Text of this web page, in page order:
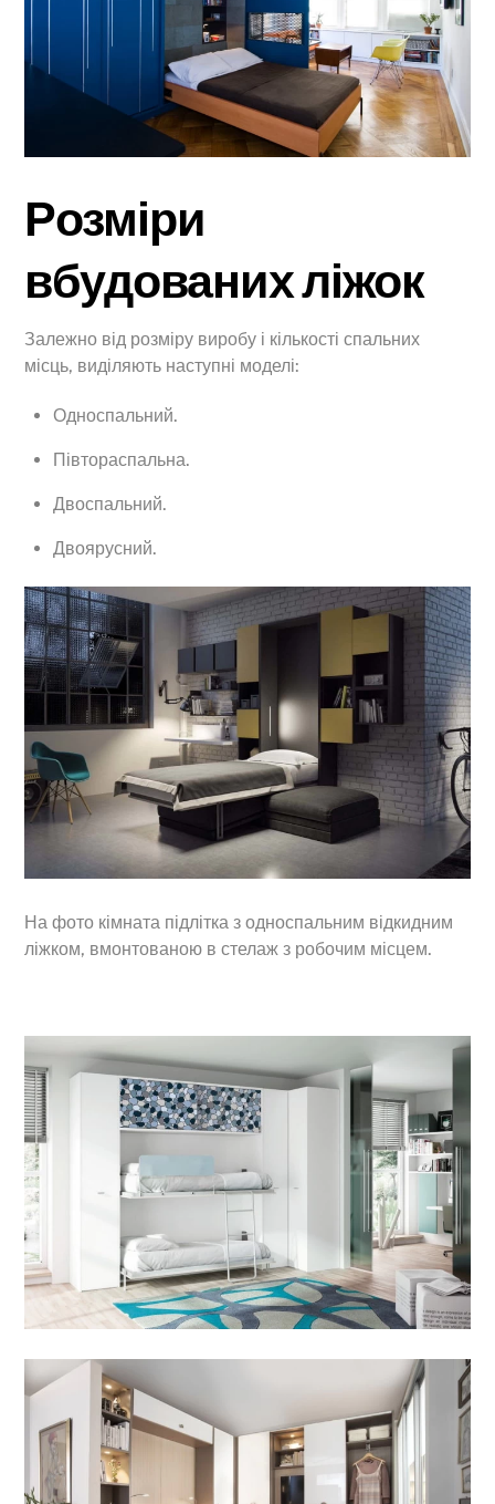
Розміри
вбудованих ліжок
Залежно від розміру виробу і кількості спальних
місць, виділяють наступні моделі:
Односпальний.
Півтораспальна.
Двоспальний.
Двоярусний.
На фото кімната підлітка з односпальним відкидним
ліжком, вмонтованою в стелаж з робочим місцем.